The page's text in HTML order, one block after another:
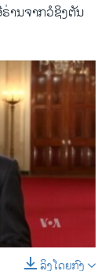
ານຈາກວໍຊິງຕັນ
ລິງໂດຍກົງ